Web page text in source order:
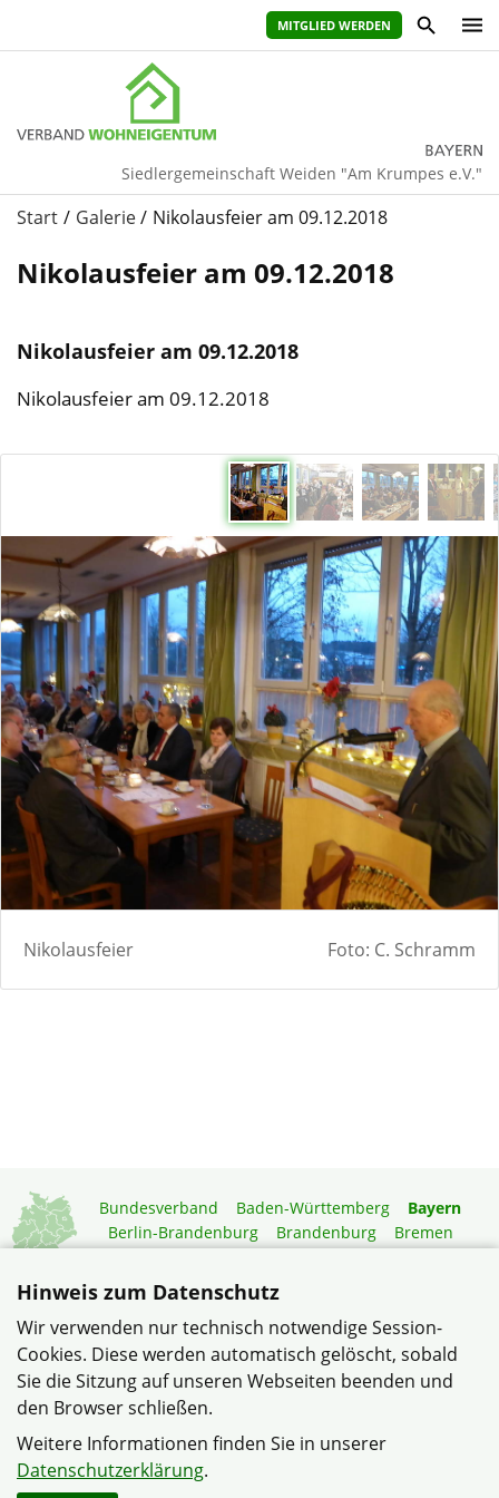
MITGLIED WERDEN
Siedlergemeinschaft Weiden "Am Krumpes e.V."
Start Galerie Nikolausfeier am 09.12.2018
Nikolausfeier am 09.12.2018
Nikolausfeier am 09.12.2018
Nikolausfeier am 09.12.2018
Nikolausfeier Foto: C. Schramm
Bundesverband Baden-Württemberg
Bayern
Berlin-Brandenburg
Brandenburg
Bremen
Niedersachsen
Rheinland-Pfalz
Saarland
Sachsen-Anhalt
Schleswig-Holstein
Thüringen
Mitgliedermagazin
Gartenberatung
© Siedlergemeinschaft Weiden "Am Krumpes e.V." im
Verband Wohneigentum Bayern e.V.
Datenschutzerklärung
Hinweis zum Datenschutz
Wir verwenden nur technisch notwendige Session-
Cookies. Diese werden automatisch gelöscht, sobald
Sie die Sitzung auf unseren Webseiten beenden und
den Browser schließen.
Weitere Informationen finden Sie in unserer
Datenschutzerklärung.